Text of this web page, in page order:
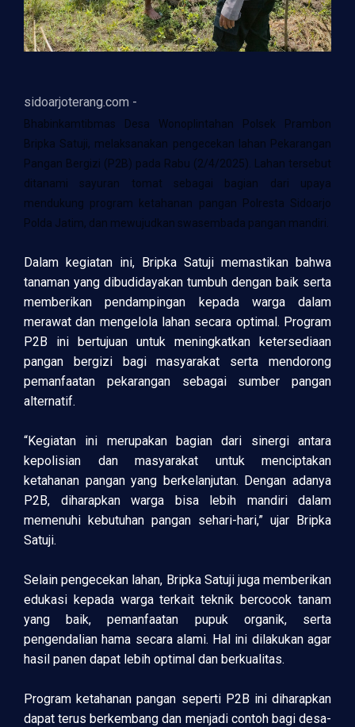
sidoarjoterang.com -
Bhabinkamtibmas Desa Wonoplintahan Polsek Prambon
Bripka Satuji, melaksanakan pengecekan lahan Pekarangan
Pangan Bergizi (P2B) pada Rabu (2/4/2025). Lahan tersebut
ditanami sayuran tomat sebagai bagian dari upaya
mendukung program ketahanan pangan Polresta Sidoarjo
Polda Jatim, dan mewujudkan swasembada pangan mandiri.
Dalam kegiatan ini, Bripka Satuji memastikan bahwa
tanaman yang dibudidayakan tumbuh dengan baik serta
memberikan pendampingan kepada warga dalam
merawat dan mengelola lahan secara optimal. Program
P2B ini bertujuan untuk meningkatkan ketersediaan
pangan bergizi bagi masyarakat serta mendorong
pemanfaatan pekarangan sebagai sumber pangan
alternatif.
“Kegiatan ini merupakan bagian dari sinergi antara
kepolisian dan masyarakat untuk menciptakan
ketahanan pangan yang berkelanjutan. Dengan adanya
P2B, diharapkan warga bisa lebih mandiri dalam
memenuhi kebutuhan pangan sehari-hari,” ujar Bripka
Satuji.
Selain pengecekan lahan, Bripka Satuji juga memberikan
edukasi kepada warga terkait teknik bercocok tanam
yang baik, pemanfaatan pupuk organik, serta
pengendalian hama secara alami. Hal ini dilakukan agar
hasil panen dapat lebih optimal dan berkualitas.
Program ketahanan pangan seperti P2B ini diharapkan
dapat terus berkembang dan menjadi contoh bagi desa-